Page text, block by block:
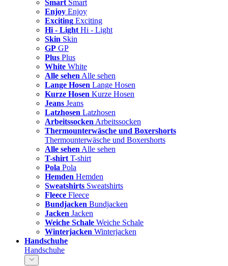
Smart Smart
Enjoy Enjoy
Exciting Exciting
Hi - Light Hi - Light
Skin Skin
GP GP
Plus Plus
White White
Alle sehen Alle sehen
Lange Hosen Lange Hosen
Kurze Hosen Kurze Hosen
Jeans Jeans
Latzhosen Latzhosen
Arbeitssocken Arbeitssocken
Thermounterwäsche und Boxershorts
Thermounterwäsche und Boxershorts
Alle sehen Alle sehen
T-shirt T-shirt
Pola Pola
Hemden Hemden
Sweatshirts Sweatshirts
Fleece Fleece
Bundjacken Bundjacken
Jacken Jacken
Weiche Schale Weiche Schale
Winterjacken Winterjacken
Handschuhe
Handschuhe